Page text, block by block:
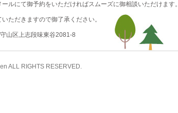
ールにて御予約をいただければスムーズに御相談いただけます。
ただきますので御了承ください。
山区上志段味東谷2081-8
ALL RIGHTS RESERVED.